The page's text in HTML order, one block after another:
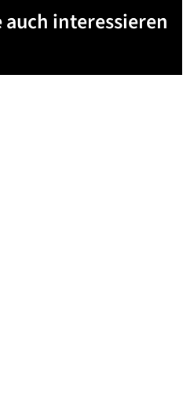
auch interessieren